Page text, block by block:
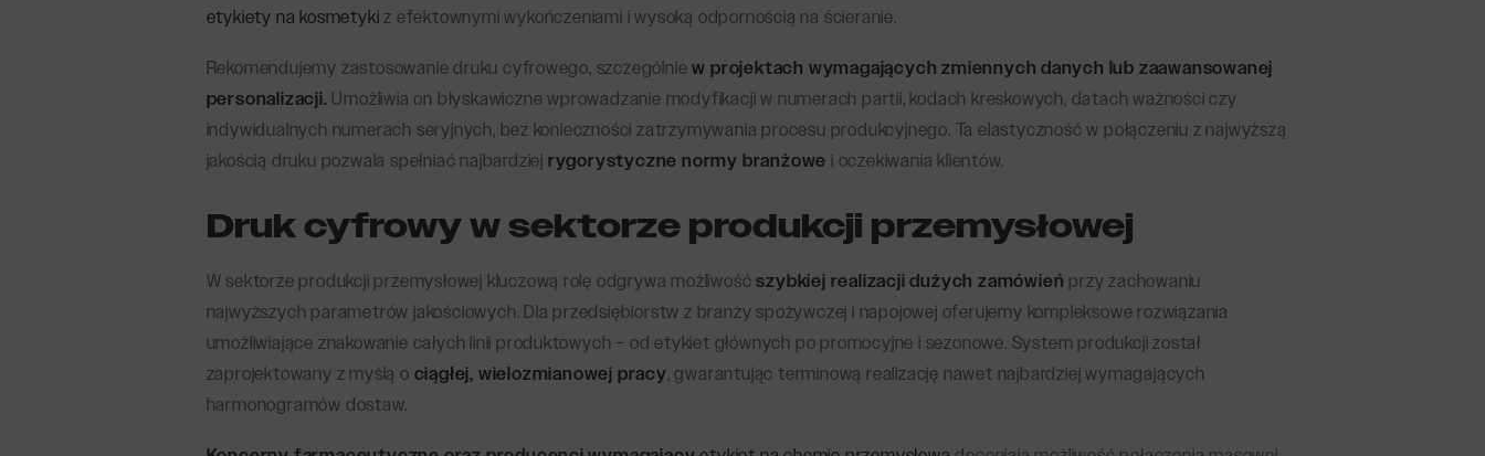
etykiety na kosmetykiz efektownymi wykończeniami i wysoką odpornością na ścieranie.
Rekomendujemy zastosowanie druku cyfrowego, szczególniew projektach wymagających zmiennych danych lub zaawansowanej
personalizacji. Umożliwia on błyskawiczne wprowadzanie modyfikacji w numerach partii, kodach kreskowych, datach ważności czy
indywidualnych numerach seryjnych, bez konieczności zatrzymywania procesu produkcyjnego. Ta elastyczność w połączeniu z najwyższą
jakością druku pozwala spełniać najbardziej rygorystyczne normy branżowe i oczekiwania klientów.
Druk cyfrowy w sektorze produkcji przemysłowej
W sektorze produkcji przemysłowej kluczową rolę odgrywa możliwośćszybkiej realizacji dużych zamówień przy zachowaniu
najwyższych parametrów jakościowych. Dla przedsiębiorstw z branży spożywczej i napojowej oferujemy kompleksowe rozwiązania
umożliwiające znakowanie całych linii produktowych – od etykiet głównych po promocyjne i sezonowe. System produkcji został
zaprojektowany z myślą o ciągłej, wielozmianowej pracy, gwarantując terminową realizację nawet najbardziej wymagających
harmonogramów dostaw.